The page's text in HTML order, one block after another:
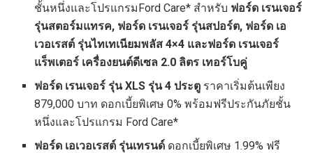
ชั้นหนึ่งและโปรแกรมFord Care* สำหรับ ฟอร์ด เรนเจอร์
รุ่นสตอร์มแทรค, ฟอร์ด เรนเจอร์ รุ่นสปอร์ต, ฟอร์ด เอ
เวอเรสต์ รุ่นไทเทเนียมพลัส4×4 และฟอร์ด เรนเจอร์
แร็พเตอร์ เครื่องยนต์ดีเซล 2.0 ลิตร เทอร์โบคู่
ฟอร์ด เรนเจอร์ รุ่นXLS รุ่น 4 ประตู ราคาเริ่มต้นเพียง
879,000 บาท ดอกเบี้ยพิเศษ 0% พร้อมฟรีประกันภัยชั้น
หนึ่งและโปรแกรม Ford Care*
ฟอร์ด เอเวอเรสต์ รุ่นเทรนด์ ดอกเบี้ยพิเศษ 1.99% ฟรี